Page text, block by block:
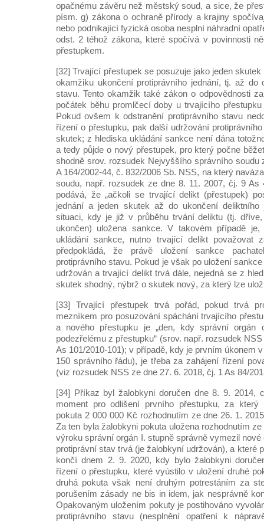
opačnému závěru než městský soud, a sice, že
písm. g) zákona o ochraně přírody a krajiny
nebo podnikající fyzická osoba nesplní náhradní
odst. 2 téhož zákona, které spočívá v povinnosti
přestupkem.
[32] Trvající přestupek se posuzuje jako jeden
okamžiku ukončení protiprávního jednání, tj. až do
stavu. Tento okamžik také zákon o odpovědnosti
počátek běhu promlčecí doby u trvajícího
Pokud ovšem k odstranění protiprávního stavu
řízení o přestupku, pak další udržování
skutek; z hlediska ukládání sankce není dána
a tedy půjde o nový přestupek, pro který počne
shodně srov. rozsudek Nejvyššího správního soudu
A 164/2002-44, č. 832/2006 Sb. NSS, na který
soudu, např. rozsudek ze dne 8. 11. 2007, čj. 9 As
podává, že „ačkoli se trvající delikt (přestupek)
jednání a jeden skutek až do ukončení deliktního
situaci, kdy je již v průběhu trvání deliktu (tj.
ukončen) uložena sankce. V takovém případě
ukládání sankce, nutno trvající delikt považovat
předpokládá, že právě uložení sankce
protiprávního stavu. Pokud je však po uložení
udržován a trvající delikt trvá dále, nejedná se z
skutek shodný, nýbrž o skutek nový, za který lze
[33] Trvající přestupek trvá pořád, pokud trvá
mezníkem pro posuzování spáchání trvajícího
a nového přestupku je „den, kdy správní orgán
podezřelému z přestupku“ (srov. např. rozsudek
As 101/2010-101); v případě, kdy je prvním úkonem
150 správního řádu), je třeba za zahájení řízení
(viz rozsudek NSS ze dne 27. 6. 2018, čj. 1 As 84/
[34] Příkaz byl žalobkyni doručen dne 8. 9. 2014,
moment pro odlišení prvního přestupku, za který
pokuta 2 000 000 Kč rozhodnutím ze dne 26. 1.
Za ten byla žalobkyni pokuta uložena rozhodnutím
výroku správní orgán I. stupně správně vymezil
protiprávní stav trvá (je žalobkyní udržován), a které
končí dnem 2. 9. 2020, kdy bylo žalobkyni
řízení o přestupku, které vyústilo v uložení druhé
druhá pokuta však není druhým potrestáním za
porušením zásady ne bis in idem, jak nesprávně
Opakovaným uložením pokuty je postihováno
protiprávního stavu (nesplnění opatření k